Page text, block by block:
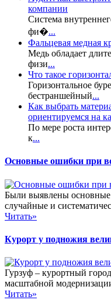
компании
Система
фи�...
Фальцевая медная
Медь обладает
физи...
Что такое
Горизонтальное
бестраншейный...
Как выбрать
ориентируемся на
По мере роста
к...
Основные ошибки при
Были выявлены
случайные и
Читать»
Курорт у подножия
Гурзуф – курортный
масштабной
Читать»